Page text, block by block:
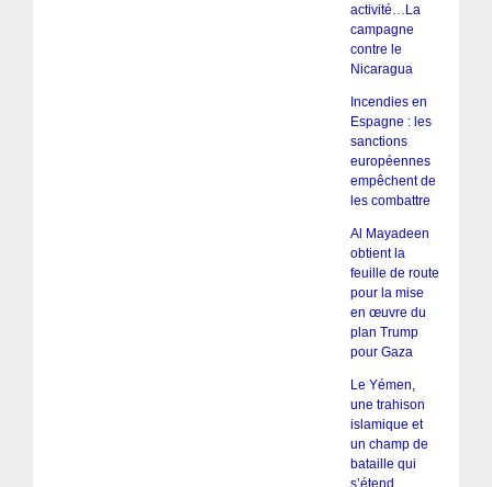
activité…La
campagne
contre le
Nicaragua
Incendies en
Espagne : les
sanctions
européennes
empêchent de
les combattre
Al Mayadeen
obtient la
feuille de route
pour la mise
en œuvre du
plan Trump
pour Gaza
Le Yémen,
une trahison
islamique et
un champ de
bataille qui
s’étend